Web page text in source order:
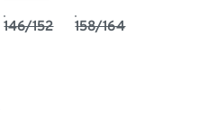
146/152 158/164